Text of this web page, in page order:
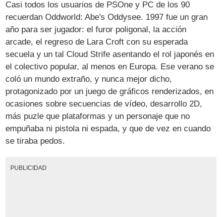
Casi todos los usuarios de PSOne y PC de los 90
recuerdan Oddworld: Abe's Oddysee. 1997 fue un gran
año para ser jugador: el furor poligonal, la acción
arcade, el regreso de Lara Croft con su esperada
secuela y un tal Cloud Strife asentando el rol japonés en
el colectivo popular, al menos en Europa. Ese verano se
coló un mundo extraño, y nunca mejor dicho,
protagonizado por un juego de gráficos renderizados, en
ocasiones sobre secuencias de vídeo, desarrollo 2D,
más puzle que plataformas y un personaje que no
empuñaba ni pistola ni espada, y que de vez en cuando
se tiraba pedos.
PUBLICIDAD